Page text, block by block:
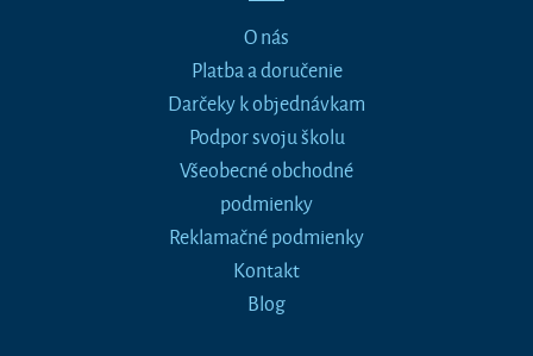
O nás
Platba a doručenie
Darčeky k objednávkam
Podpor svoju školu
Všeobecné obchodné
podmienky
Reklamačné podmienky
Kontakt
Blog